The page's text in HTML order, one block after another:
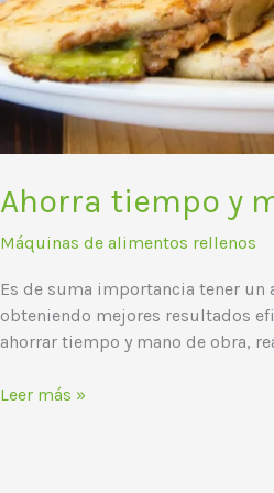
Ahorra tiempo y
Máquinas de alimentos rellenos
Es de suma importancia tener
obteniendo mejores resultados
ahorrar tiempo y mano de obra,
Leer más »